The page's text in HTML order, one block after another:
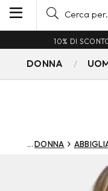
10% DI
DONNA
DONNA